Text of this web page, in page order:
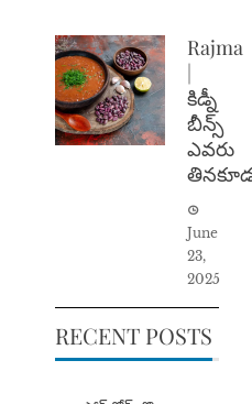
Rajma
|
కిడ్నీ
బీన్స్
ఎవరు
June
23,
2025
RECENT POSTS